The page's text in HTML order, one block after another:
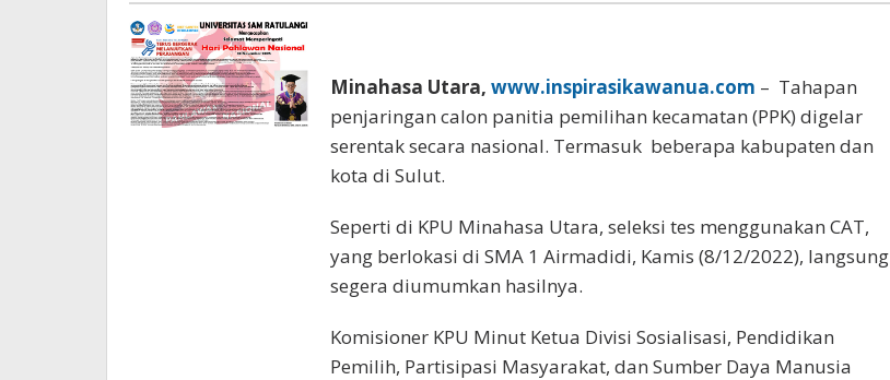
Minahasa Utara, www.inspirasikawanua.com – Tahapan
penjaringan calon panitia pemilihan kecamatan (PPK) digelar
serentak secara nasional. Termasuk beberapa kabupaten dan
kota di Sulut.
Seperti di KPU Minahasa Utara, seleksi tes menggunakan CAT,
yang berlokasi di SMA 1 Airmadidi, Kamis (8/12/2022), langsung
segera diumumkan hasilnya.
Komisioner KPU Minut Ketua Divisi Sosialisasi, Pendidikan
Pemilih, Partisipasi Masyarakat, dan Sumber Daya Manusia